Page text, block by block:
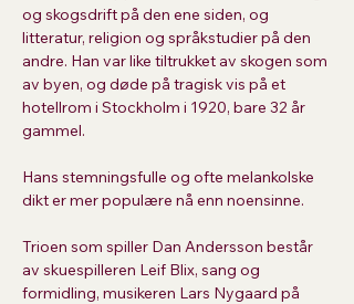
og skogsdrift på den ene siden, og
litteratur, religion og språkstudier på den
andre. Han var like tiltrukket av skogen som
av byen, og døde på tragisk vis på et
hotellrom i Stockholm i 1920, bare 32 år
gammel.
Hans stemningsfulle og ofte melankolske
dikt er mer populære nå enn noensinne.
Trioen som spiller Dan Andersson består
av skuespilleren Leif Blix, sang og
formidling, musikeren Lars Nygaard på